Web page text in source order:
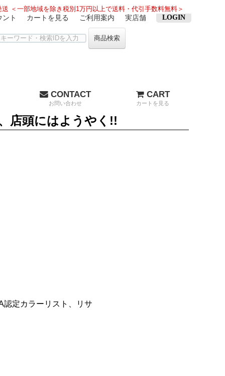
＜一部地域を除き税別1万円以上で送料・代引手数料無料＞
ト カートを見る ご利用案内 実店舗 LOGIN
商品検索
CONTACT
お問い合わせ
CART
カートを見る
店頭にはようやく!!
認定カラーリスト、リサ